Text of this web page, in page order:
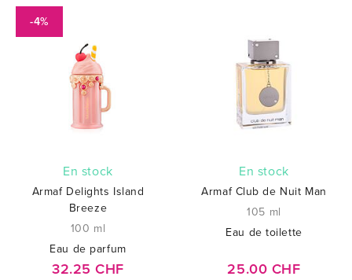
-4%
En stock
Armaf Delights Island
Breeze
100 ml
Eau de parfum
32.25 CHF
En stock
Armaf Club de Nuit Man
105 ml
Eau de toilette
25.00 CHF